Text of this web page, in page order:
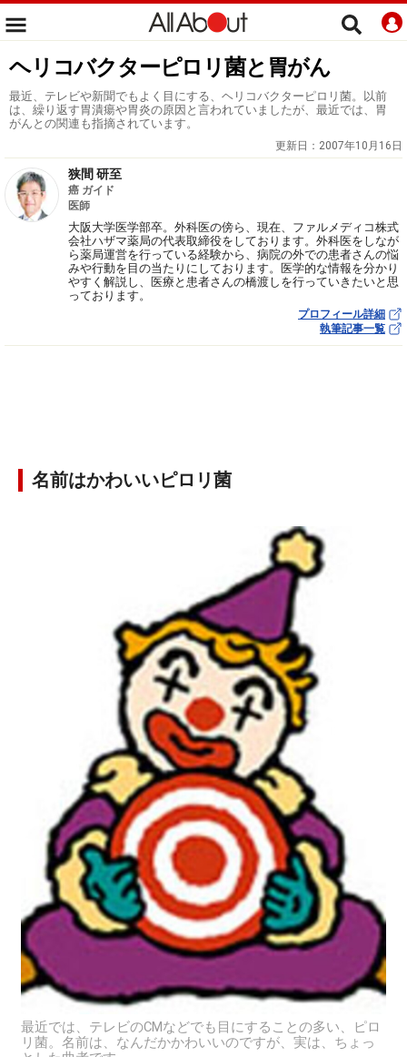
ヘリコバクターピロリ菌と胃がん
最近、テレビや新聞でもよく目にする、ヘリコバクターピロリ菌。以前
は、繰り返す胃潰瘍や胃炎の原因と言われていましたが、最近では、胃
がんとの関連も指摘されています。
更新日： 2007年10月16日
狭間 研至
癌 ガイド
医師
大阪大学医学部卒。外科医の傍ら、現在、ファルメディコ株式
会社ハザマ薬局の代表取締役をしております。外科医をしなが
ら薬局運営を行っている経験から、病院の外での患者さんの悩
みや行動を目の当たりにしております。医学的な情報を分かり
やすく解説し、医療と患者さんの橋渡しを行っていきたいと思
っております。
プロフィール詳細
執筆記事一覧
名前はかわいいピロリ菌
最近では、テレビのCMなどでも目にすることの多い、ピロ
リ菌。名前は、なんだかかわいいのですが、実は、ちょっ